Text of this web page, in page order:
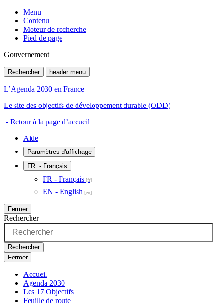
Menu
Contenu
Moteur de recherche
Pied de page
Gouvernement
Rechercher header menu
L’Agenda 2030 en France
Le site des objectifs de développement durable (ODD)
- Retour à la page d’accueil
Aide
Paramètres d'affichage
FR - Français
FR - Français
EN - English
Fermer
Rechercher
Rechercher
Fermer
Accueil
Agenda 2030
Les 17 Objectifs
Feuille de route